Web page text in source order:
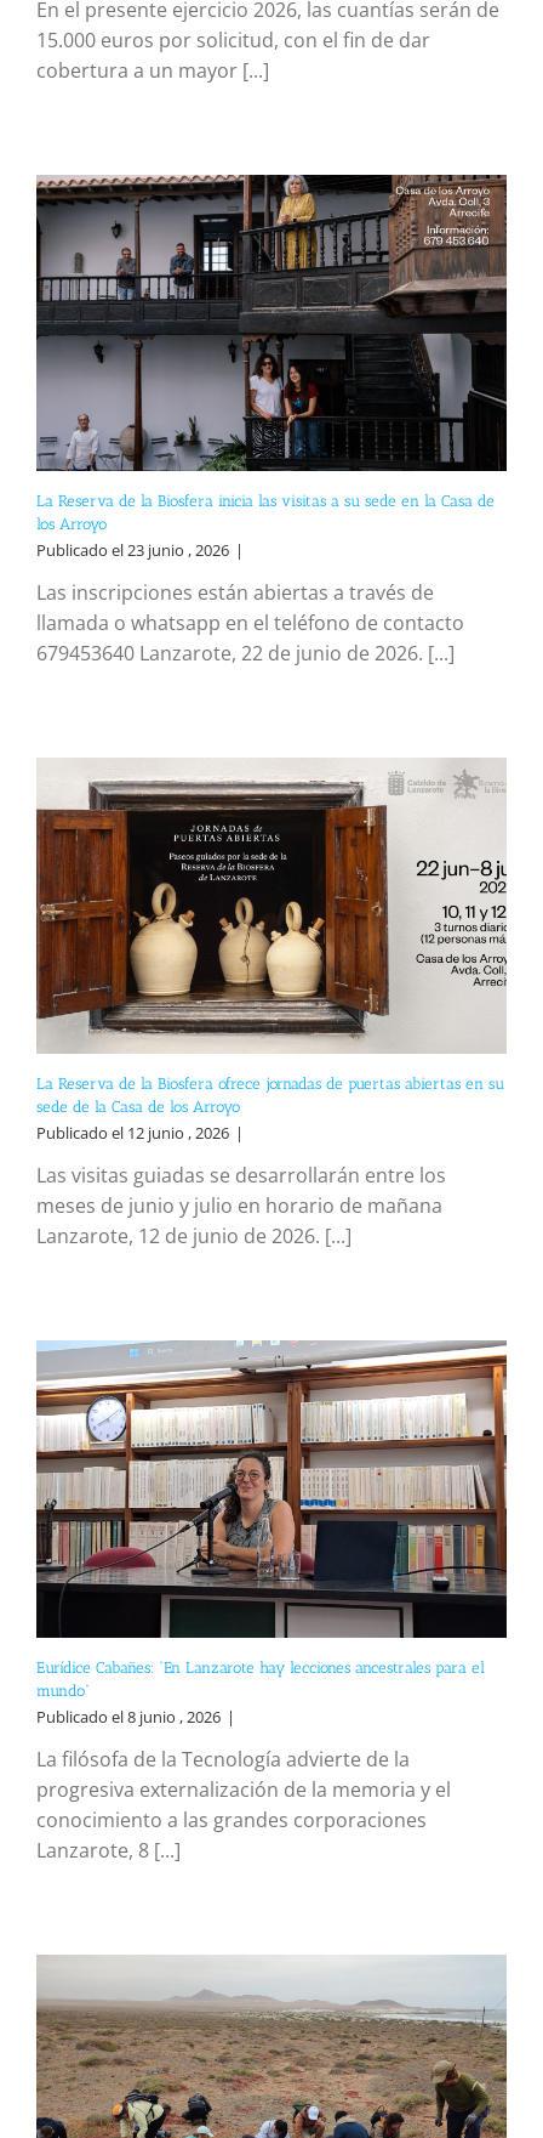
En el presente ejercicio 2026, las cuantías serán de
15.000 euros por solicitud, con el fin de dar
cobertura a un mayor [...]
La Reserva de la Biosfera inicia las visitas a su sede en la Casa de
los Arroyo
Publicado el 23 junio , 2026 |
Las inscripciones están abiertas a través de
llamada o whatsapp en el teléfono de contacto
679453640 Lanzarote, 22 de junio de 2026. [...]
La Reserva de la Biosfera ofrece jornadas de puertas abiertas en su
sede de la Casa de los Arroyo
Publicado el 12 junio , 2026 |
Las visitas guiadas se desarrollarán entre los
meses de junio y julio en horario de mañana
Lanzarote, 12 de junio de 2026. [...]
Eurídice Cabañes: “En Lanzarote hay lecciones ancestrales para el
mundo”
Publicado el 8 junio , 2026 |
La filósofa de la Tecnología advierte de la
progresiva externalización de la memoria y el
conocimiento a las grandes corporaciones
Lanzarote, 8 [...]